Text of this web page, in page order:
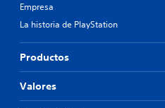
Empresa
La historia de PlayStation
Productos
Valores